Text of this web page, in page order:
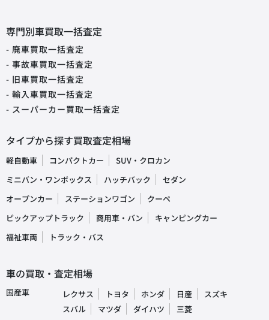
専門別車買取一括査定
- 廃車買取一括査定
- 事故車買取一括査定
- 旧車買取一括査定
- 輸入車買取一括査定
- スーパーカー買取一括査定
タイプから探す買取査定相場
軽自動車 コンパクトカー
SUV・クロカン
ミニバン・ワンボックス
ハッチバック
セダン
オープンカー
ステーションワゴン
クーペ
ピックアップトラック
商用車・バン
キャンピングカー
福祉車両
トラック・バス
車の買取・査定相場
国産車 レクサス トヨタ ホンダ 日産
スズキ
スバル
マツダ ダイハツ 三菱